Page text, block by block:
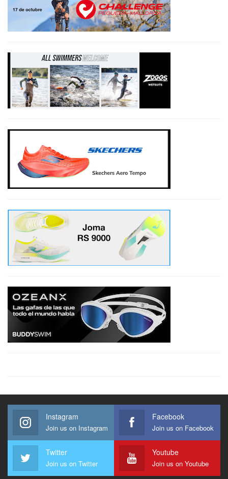
Instagram
Join us on Instagram
Facebook
Join us on Facebook
Twitter
Join us on Twitter
Youtube
Join us on Youtube